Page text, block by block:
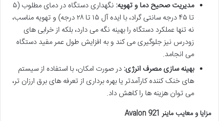
مدیریت صحیح دما و تهویه:
نگهداری دستگاه در دمای مطلوب (۵
تا ۴۵ درجه سانتی گراد، با ایده آل ۱۵ تا ۲۸ درجه) و تهویه مناسب،
نه تنها عملکرد دستگاه را بهینه نگه می دارد، بلکه از خرابی های
زودرس نیز جلوگیری می کند و به افزایش طول عمر مفید دستگاه
می انجامد.
بهینه سازی مصرف انرژی: در صورت امکان، با استفاده از سیستم
های خنک کننده کارآمدتر یا بهره برداری از تعرفه های برق ارزان تر،
می توان هزینه ها را کاهش داد.
مزایا و معایب ماینر Avalon 921